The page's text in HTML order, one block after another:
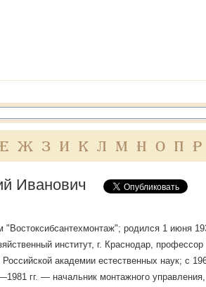
Е Ж З И К Л М Н О П Р
Иванович
родился 1 июня
институт, г. Краснодар,
академии естественных наук; с
гг. — начальник монтажного